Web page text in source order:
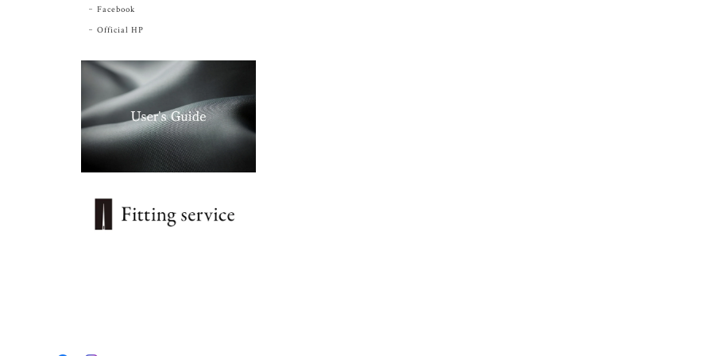
Facebook
Official HP